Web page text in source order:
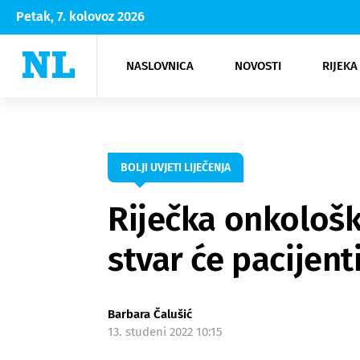
Petak, 7. kolovoz 2026
NASLOVNICA NOVOSTI
Rijeka Opatija
NK
Moda
Kultura
BOLJI UVJETI LIJEČENJA
Riječka
stvar će
Barbara Čalušić
13. studeni 2022 10:15